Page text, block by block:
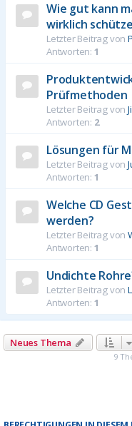
Wie gut kann
wirklich
Letzter Beitrag von
Antworten: 1
Prüfmethoden
Letzter Beitrag von
Antworten: 2
Lösungen für
Letzter Beitrag von
Antworten: 1
Welche CD
werden?
Letzter Beitrag von
Antworten: 1
Undichte
Letzter Beitrag von
Antworten: 1
Neues Thema
9